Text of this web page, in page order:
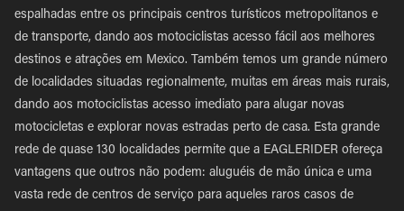
espalhadas entre os principais centros turísticos metropolitanos e
de transporte, dando aos motociclistas acesso fácil aos melhores
destinos e atrações em Mexico. Também temos um grande número
de localidades situadas regionalmente, muitas em áreas mais rurais,
dando aos motociclistas acesso imediato para alugar novas
motocicletas e explorar novas estradas perto de casa. Esta grande
rede de quase 130 localidades permite que a EAGLERIDER ofereça
vantagens que outros não podem: aluguéis de mão única e uma
vasta rede de centros de serviço para aqueles raros casos de